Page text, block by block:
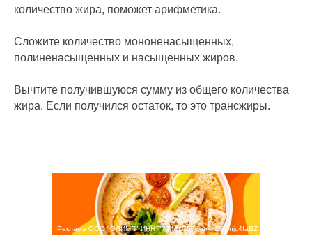
количество жира, поможет арифметика.
Сложите количество мононенасыщенных,
полиненасыщенных и насыщенных жиров.
Вычтите получившуюся сумму из общего количества
жира. Если получился остаток, то это трансжиры.
Реклама ООО "ОЛИМП" ИНН 7724417578 erid 2SDnjc4faBZ